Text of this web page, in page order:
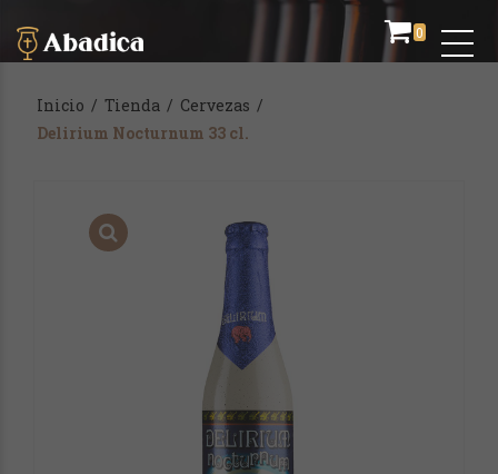
0
Inicio / Tienda / Cervezas /
Delirium Nocturnum 33 cl.